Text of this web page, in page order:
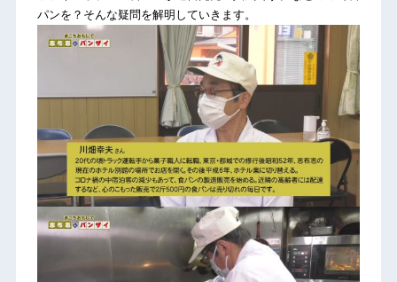
パンを？そんな疑問を解明していきます。